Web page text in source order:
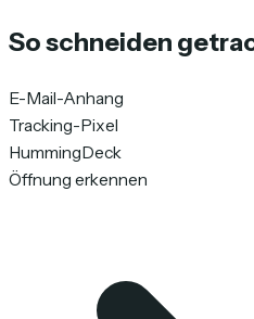
So schneiden
E-Mail-Anhang
Tracking-Pixel
HummingDeck
Öffnung erkennen